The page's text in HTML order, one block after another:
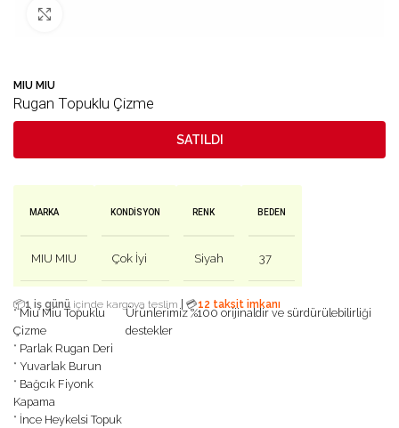
MIU MIU
Rugan Topuklu Çizme
SATILDI
MARKA
MIU MIU
KONDISYON
Çok İyi
RENK
Siyah
BEDEN
37
📦1 iş günü içinde kargoya teslim 💳12 taksit imkanı
* Miu Miu Topuklu
Çizme
* Parlak Rugan Deri
* Yuvarlak Burun
* Bağcık Fiyonk
Kapama
* İnce Heykelsi Topuk
Ürünlerimiz %100 orijinaldir ve sürdürülebilirliği
destekler